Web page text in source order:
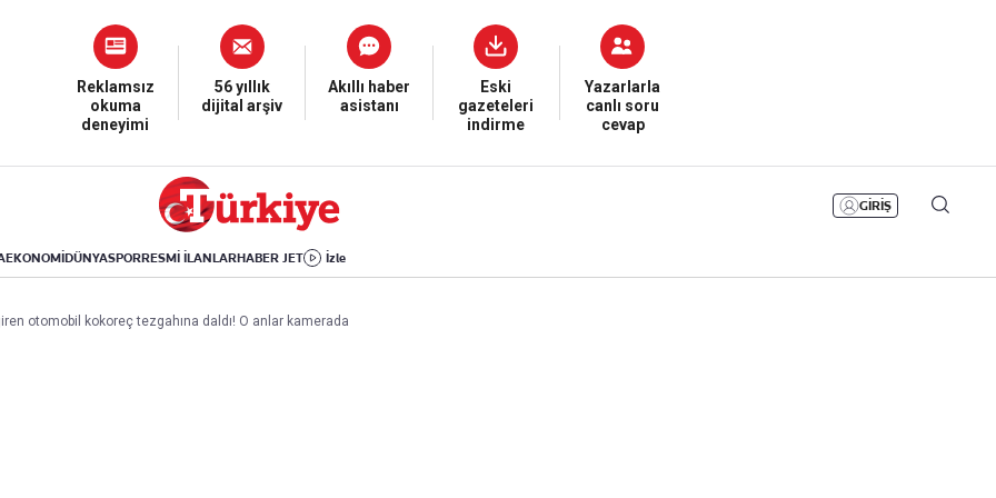
Reklamsız
okuma
deneyimi
56 yıllık
dijital arşiv
Akıllı haber
asistanı
Eski
gazeteleri
indirme
Yazarlarla
canlı soru
cevap
GİRİŞ
EKONOMİDÜNYASPORRESMİ İLANLARHABER JET İzle
Orta Doğu
Avrupa
Amerika
İsrail-Gazze
Yaşam
Sağlık
Hava Durumu
Yemek
Aktüel
Kültür-Sanat
Sinema
Arkeoloji
Kitap
Namaz Vakitleri
Sesli Yayınlar
otomobil kokoreç tezgahına daldı! O anlar kamerada